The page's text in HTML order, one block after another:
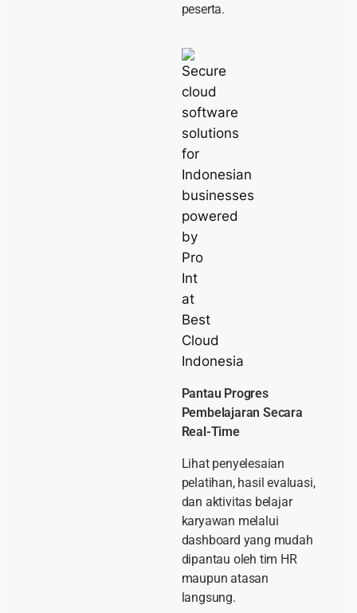
peserta.
Pantau Progres
Pembelajaran Secara
Real-Time
Lihat penyelesaian
pelatihan, hasil evaluasi,
dan aktivitas belajar
karyawan melalui
dashboard yang mudah
dipantau oleh tim HR
maupun atasan
langsung.